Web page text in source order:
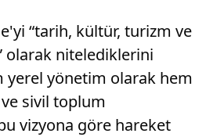
“tarih, kültür, turizm ve
olarak nitelediklerini
yerel yönetim olarak hem
sivil toplum
vizyona göre hareket